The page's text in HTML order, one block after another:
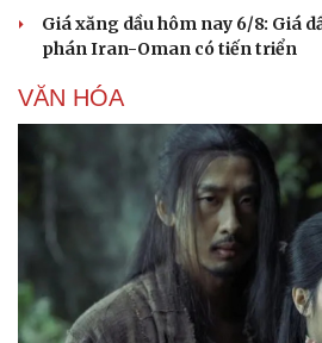
Giá xăng dầu hôm nay 6/8: Giá
phán Iran-Oman có tiến triển
VĂN HÓA